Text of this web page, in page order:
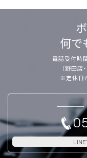
何で
電話受付
（野田店
※定休日